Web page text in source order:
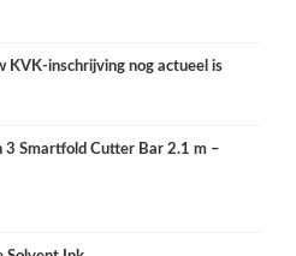
KVK-inschrijving nog actueel is
3 Smartfold Cutter Bar 2.1 m –